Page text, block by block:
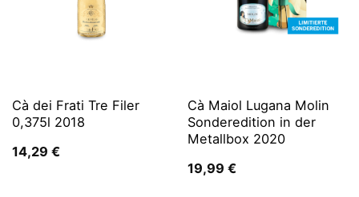
Cà dei Frati Tre Filer
0,375l 2018
14,29 €
Cà Maiol Lugana Molin
Sonderedition in der
Metallbox 2020
19,99 €